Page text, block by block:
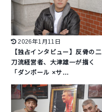
2026年1月11日
【独占インタビュー】反骨の二
刀流経営者、大津雄一が描く
「ダンボール ×サ…